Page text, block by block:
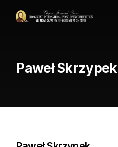
Paweł Skrzypek